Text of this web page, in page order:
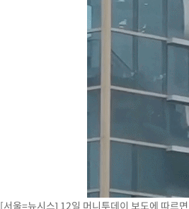
[서울=뉴시스] 12일 머니투데이 보도에 따르